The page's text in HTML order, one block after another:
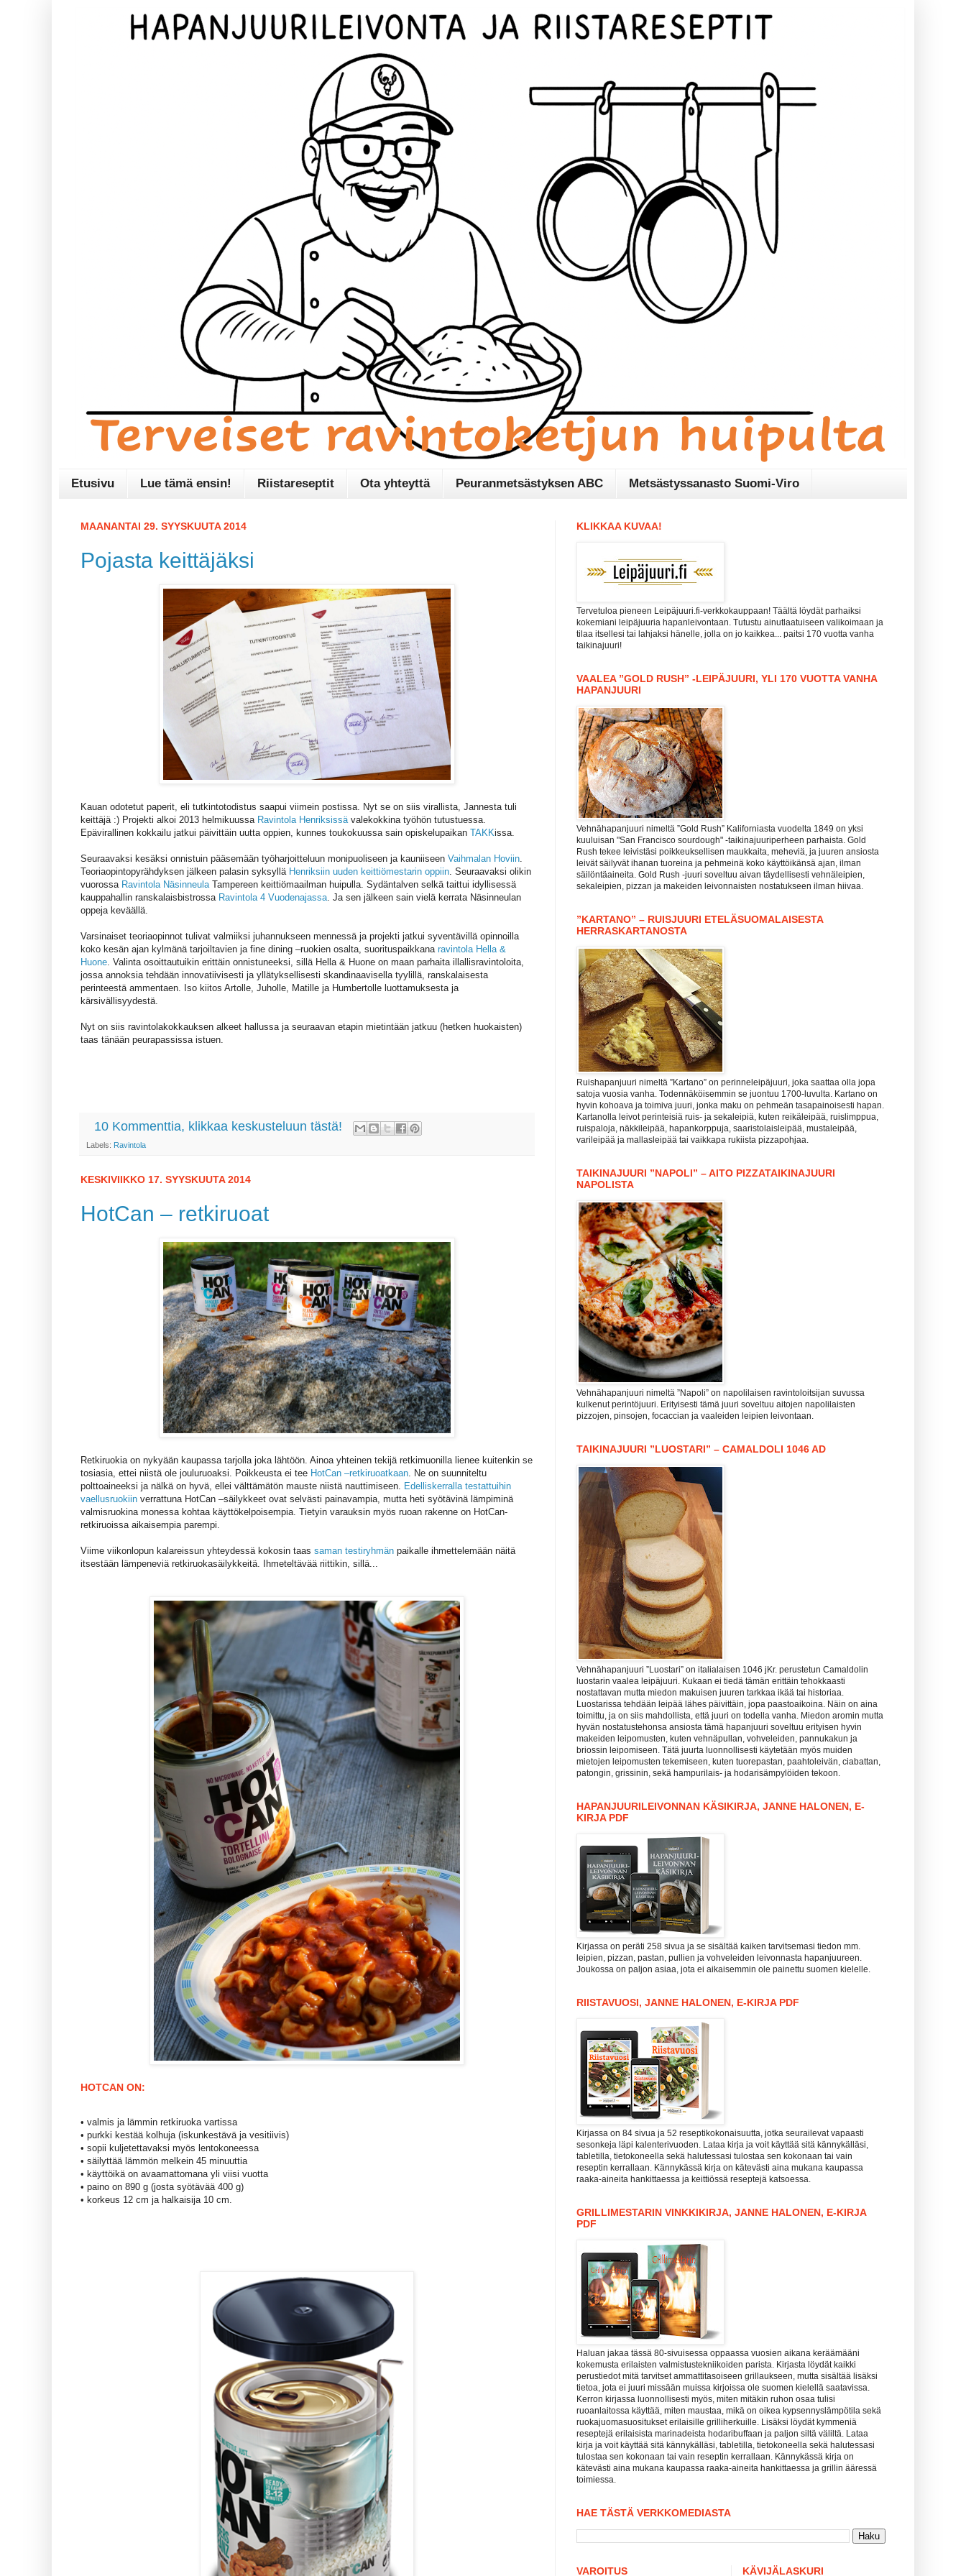
Etusivu Lue tämä ensin! Riistareseptit Ota yhteyttä Peuranmetsästyksen ABC Metsästyssanasto Suomi-Viro
MAANANTAI 29. SYYSKUUTA 2014
Pojasta keittäjäksi
Kauan odotetut paperit, eli tutkintotodistus saapui viimein postissa. Nyt se on siis virallista, Jannesta tuli
keittäjä :) Projekti alkoi 2013 helmikuussa Ravintola Henriksissävalekokkina työhön tutustuessa.
Epävirallinen kokkailu jatkui päivittäin uutta oppien, kunnes toukokuussa sain opiskelupaikan TAKKissa.
Seuraavaksi kesäksi onnistuin pääsemään työharjoitteluun monipuoliseen ja kauniiseen Vaihmalan Hoviin.
Teoriaopintopyrähdyksen jälkeen palasin syksyllä Henriksiin uuden keittiömestarin oppiin. Seuraavaksi olikin
vuorossa Ravintola NäsinneulaTampereen keittiömaailman huipulla. Sydäntalven selkä taittui idyllisessä
kauppahallin ranskalaisbistrossa Ravintola 4 Vuodenajassa. Ja sen jälkeen sain vielä kerrata Näsinneulan
oppeja keväällä.
Varsinaiset teoriaopinnot tulivat valmiiksi juhannukseen mennessä ja projekti jatkui syventävillä opinnoilla
koko kesän ajan kylmänä tarjoiltavien ja fine dining –ruokien osalta, suorituspaikkana ravintola Hella &
Huone. Valinta osoittautuikin erittäin onnistuneeksi, sillä Hella & Huone on maan parhaita illallisravintoloita,
jossa annoksia tehdään innovatiivisesti ja yllätyksellisesti skandinaavisella tyylillä, ranskalaisesta
perinteestä ammentaen. Iso kiitos Artolle, Juholle, Matille ja Humbertolle luottamuksesta ja
kärsivällisyydestä.
Nyt on siis ravintolakokkauksen alkeet hallussa ja seuraavan etapin mietintään jatkuu (hetken huokaisten)
taas tänään peurapassissa istuen.
10 Kommenttia, klikkaa keskusteluun tästä!
Labels: Ravintola
KESKIVIIKKO 17. SYYSKUUTA 2014
HotCan – retkiruoat
Retkiruokia on nykyään kaupassa tarjolla joka lähtöön. Ainoa yhteinen tekijä retkimuonilla lienee kuitenkin se
tosiasia, ettei niistä ole jouluruoaksi. Poikkeusta ei tee HotCan –retkiruoatkaan. Ne on suunniteltu
polttoaineeksi ja nälkä on hyvä, ellei välttämätön mauste niistä nauttimiseen. Edelliskerralla testattuihin
vaellusruokiin verrattuna HotCan –säilykkeet ovat selvästi painavampia, mutta heti syötävinä lämpiminä
valmisruokina monessa kohtaa käyttökelpoisempia. Tietyin varauksin myös ruoan rakenne on HotCan-
retkiruoissa aikaisempia parempi.
Viime viikonlopun kalareissun yhteydessä kokosin taas saman testiryhmän paikalle ihmettelemään näitä
itsestään lämpeneviä retkiruokasäilykkeitä. Ihmeteltävää riittikin, sillä...
HOTCAN ON:
• valmis ja lämmin retkiruoka vartissa
• purkki kestää kolhuja (iskunkestävä ja vesitiivis)
• sopii kuljetettavaksi myös lentokoneessa
• säilyttää lämmön melkein 45 minuuttia
• käyttöikä on avaamattomana yli viisi vuotta
• paino on 890 g (josta syötävää 400 g)
• korkeus 12 cm ja halkaisija 10 cm.
KLIKKAA KUVAA!
Tervetuloa pieneen Leipäjuuri.fi-verkkokauppaan! Täältä löydät parhaiksi
kokemiani leipäjuuria hapanleivontaan. Tutustu ainutlaatuiseen valikoimaan ja
tilaa itsellesi tai lahjaksi hänelle, jolla on jo kaikkea... paitsi 170 vuotta vanha
taikinajuuri!
VAALEA ”GOLD RUSH” -LEIPÄJUURI, YLI 170 VUOTTA VANHA
HAPANJUURI
Vehnähapanjuuri nimeltä ”Gold Rush” Kaliforniasta vuodelta 1849 on yksi
kuuluisan "San Francisco sourdough" -taikinajuuriperheen parhaista. Gold
Rush tekee leivistäsi poikkeuksellisen maukkaita, meheviä, ja juuren ansiosta
leivät säilyvät ihanan tuoreina ja pehmeinä koko käyttöikänsä ajan, ilman
säilöntäaineita. Gold Rush -juuri soveltuu aivan täydellisesti vehnäleipien,
sekaleipien, pizzan ja makeiden leivonnaisten nostatukseen ilman hiivaa.
”KARTANO” – RUISJUURI ETELÄSUOMALAISESTA
HERRASKARTANOSTA
Ruishapanjuuri nimeltä ”Kartano” on perinneleipäjuuri, joka saattaa olla jopa
satoja vuosia vanha. Todennäköisemmin se juontuu 1700-luvulta. Kartano on
hyvin kohoava ja toimiva juuri, jonka maku on pehmeän tasapainoisesti hapan.
Kartanolla leivot perinteisiä ruis- ja sekaleipiä, kuten reikäleipää, ruislimppua,
ruispaloja, näkkileipää, hapankorppuja, saaristolaisleipää, mustaleipää,
varileipää ja mallasleipää tai vaikkapa rukiista pizzapohjaa.
TAIKINAJUURI ”NAPOLI” – AITO PIZZATAIKINAJUURI
NAPOLISTA
Vehnähapanjuuri nimeltä ”Napoli” on napolilaisen ravintoloitsijan suvussa
kulkenut perintöjuuri. Erityisesti tämä juuri soveltuu aitojen napolilaisten
pizzojen, pinsojen, focaccian ja vaaleiden leipien leivontaan.
TAIKINAJUURI ”LUOSTARI” – CAMALDOLI 1046 AD
Vehnähapanjuuri ”Luostari” on italialaisen 1046 jKr. perustetun Camaldolin
luostarin vaalea leipäjuuri. Kukaan ei tiedä tämän erittäin tehokkaasti
nostattavan mutta miedon makuisen juuren tarkkaa ikää tai historiaa.
Luostarissa tehdään leipää lähes päivittäin, jopa paastoaikoina. Näin on aina
toimittu, ja on siis mahdollista, että juuri on todella vanha. Miedon aromin mutta
hyvän nostatustehonsa ansiosta tämä hapanjuuri soveltuu erityisen hyvin
makeiden leipomusten, kuten vehnäpullan, vohveleiden, pannukakun ja
briossin leipomiseen. Tätä juurta luonnollisesti käytetään myös muiden
mietojen leipomusten tekemiseen, kuten tuorepastan, paahtoleivän, ciabattan,
patongin, grissinin, sekä hampurilais- ja hodarisämpylöiden tekoon.
HAPANJUURILEIVONNAN KÄSIKIRJA, JANNE HALONEN, E-
KIRJA PDF
Kirjassa on peräti 258 sivua ja se sisältää kaiken tarvitsemasi tiedon mm.
leipien, pizzan, pastan, pullien ja vohveleiden leivonnasta hapanjuureen.
Joukossa on paljon asiaa, jota ei aikaisemmin ole painettu suomen kielelle.
RIISTAVUOSI, JANNE HALONEN, E-KIRJA PDF
Kirjassa on 84 sivua ja 52 reseptikokonaisuutta, jotka seurailevat vapaasti
sesonkeja läpi kalenterivuoden. Lataa kirja ja voit käyttää sitä kännykälläsi,
tabletilla, tietokoneella sekä halutessasi tulostaa sen kokonaan tai vain
reseptin kerrallaan. Kännykässä kirja on kätevästi aina mukana kaupassa
raaka-aineita hankittaessa ja keittiössä reseptejä katsoessa.
GRILLIMESTARIN VINKKIKIRJA, JANNE HALONEN, E-KIRJA
PDF
Haluan jakaa tässä 80-sivuisessa oppaassa vuosien aikana keräämääni
kokemusta erilaisten valmistustekniikoiden parista. Kirjasta löydät kaikki
perustiedot mitä tarvitset ammattitasoiseen grillaukseen, mutta sisältää lisäksi
tietoa, jota ei juuri missään muissa kirjoissa ole suomen kielellä saatavissa.
Kerron kirjassa luonnollisesti myös, miten mitäkin ruhon osaa tulisi
ruoanlaitossa käyttää, miten maustaa, mikä on oikea kypsennyslämpötila sekä
ruokajuomasuositukset erilaisille grilliherkuille. Lisäksi löydät kymmeniä
reseptejä erilaisista marinadeista hodaribuffaan ja paljon siltä väliltä. Lataa
kirja ja voit käyttää sitä kännykälläsi, tabletilla, tietokoneella sekä halutessasi
tulostaa sen kokonaan tai vain reseptin kerrallaan. Kännykässä kirja on
kätevästi aina mukana kaupassa raaka-aineita hankittaessa ja grillin ääressä
toimiessa.
HAE TÄSTÄ VERKKOMEDIASTA
VAROITUS KÄVIJÄLASKURI